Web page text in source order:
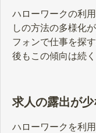
ハローワークの利
しの方法の多様化
フォンで仕事を探
後もこの傾向は続
求人の露出が
ハローワークを利